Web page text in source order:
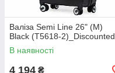
Валіза Semi Line 26" (M)
Black (T5618-2)_Discounted
В наявності
4 194 ₴